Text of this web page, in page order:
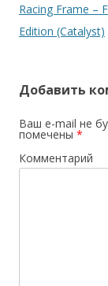
по
записям
Racing Frame –
Edition (Catalyst)
Добавить
Ваш e-mail не
помечены *
Комментарий